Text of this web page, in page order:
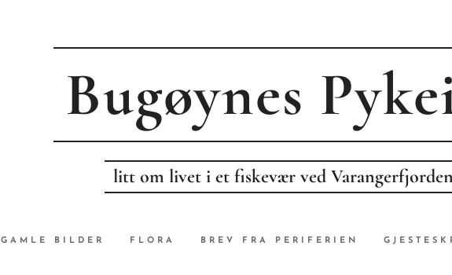
Bugøynes P
litt om livet i et fiskevær ved Varangerfjorden
GAMLE BILDER FLORA BREV FRA PERIFERIEN